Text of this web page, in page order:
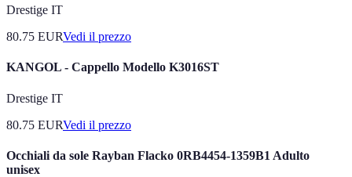
Drestige IT
80.75 EURVedi il prezzo
KANGOL - Cappello Modello K3016ST
Drestige IT
80.75 EURVedi il prezzo
Occhiali da sole Rayban Flacko 0RB4454-1359B1 Adulto
unisex